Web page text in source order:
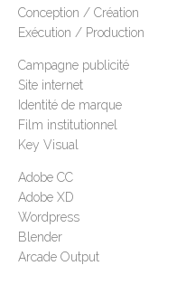
Conception / Création
Exécution / Production
Campagne publicité
Site internet
Identité de marque
Film institutionnel
Key Visual
Adobe CC
Adobe XD
Wordpress
Blender
Arcade Output